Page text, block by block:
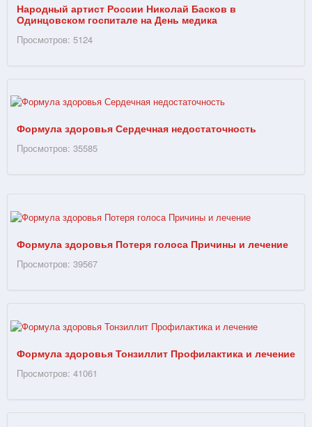
Народный артист России Николай Басков в
Одинцовском госпитале на День медика
Просмотров: 5124
Формула здоровья Сердечная недостаточность
Просмотров: 35585
Формула здоровья Потеря голоса Причины и лечение
Просмотров: 39567
Формула здоровья Тонзиллит Профилактика и лечение
Просмотров: 41061